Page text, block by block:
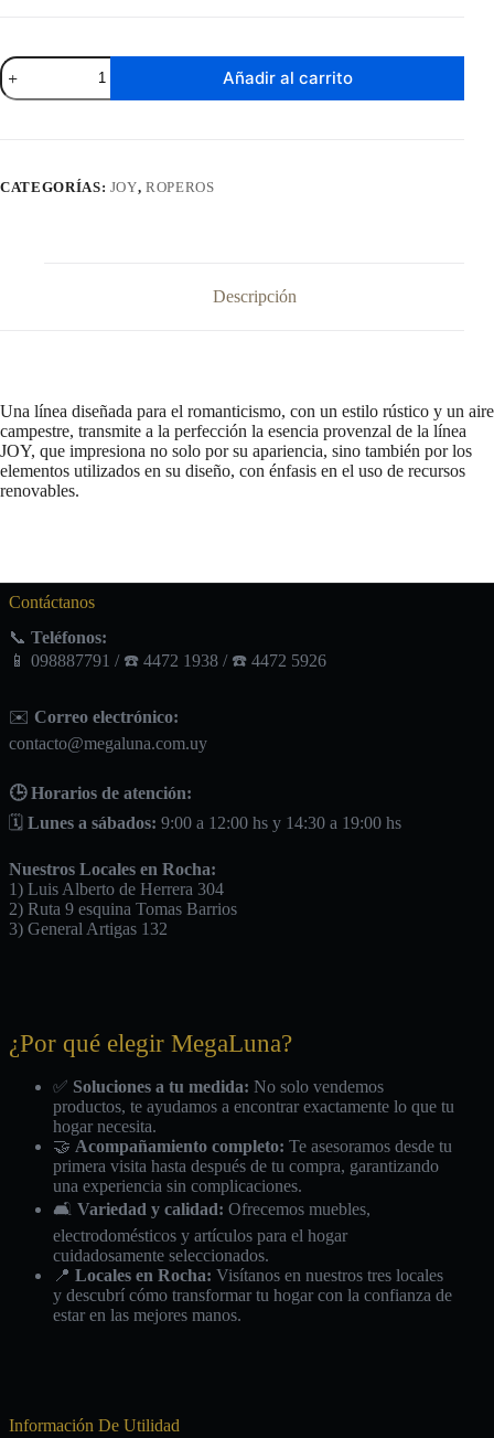
Ropero
Joy
2
cantidad
Añadir al carrito
CATEGORÍAS: JOY,ROPEROS
Descripción
Una línea diseñada para el romanticismo, con un estilo rústico y un aire
campestre, transmite a la perfección la esencia provenzal de la línea
JOY, que impresiona no solo por su apariencia, sino también por los
elementos utilizados en su diseño, con énfasis en el uso de recursos
renovables.
Contáctanos
📞 Teléfonos:
📱 098887791 / ☎️ 4472 1938 / ☎️ 4472 5926
✉️ Correo electrónico:
contacto@megaluna.com.uy
🕒 Horarios de atención:
🗓️ Lunes a sábados: 9:00 a 12:00 hs y 14:30 a 19:00 hs
Nuestros Locales en Rocha:
1) Luis Alberto de Herrera 304
2) Ruta 9 esquina Tomas Barrios
3) General Artigas 132
¿Por qué elegir MegaLuna?
✅ Soluciones a tu medida: No solo vendemos
productos, te ayudamos a encontrar exactamente lo que tu
hogar necesita.
🤝 Acompañamiento completo: Te asesoramos desde tu
primera visita hasta después de tu compra, garantizando
una experiencia sin complicaciones.
🛋️ Variedad y calidad: Ofrecemos muebles,
electrodomésticos y artículos para el hogar
cuidadosamente seleccionados.
📍 Locales en Rocha: Visítanos en nuestros tres locales
y descubrí cómo transformar tu hogar con la confianza de
estar en las mejores manos.
Información De Utilidad